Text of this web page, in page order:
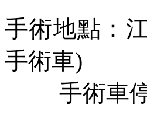
手術地點：
手術車)
手術車